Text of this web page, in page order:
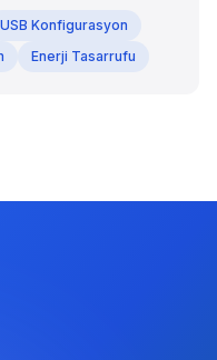
USB Konfigurasyon
Enerji Tasarrufu